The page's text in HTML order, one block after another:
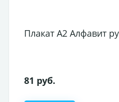
Алфавит русский (10)